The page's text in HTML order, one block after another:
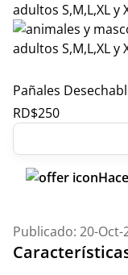
Pañales
RD$250
Publicado: 20-Oct-